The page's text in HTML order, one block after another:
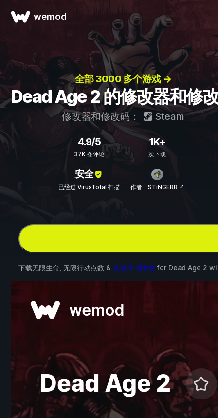
wemod
全部 3000 多个游戏 →
Dead Age 2 的修改器和修
修改器和修改码： Steam
4.9/5
37K 条评论
1K+
次下载
安全
已经过 VirusTotal 扫描 作者：STiNGERR ↗
下载无限生命, 无限行动点数 & 其他 9 项修改 for Dead Age 2